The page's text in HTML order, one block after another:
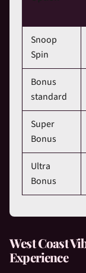
Snoop
Spin
Bonus
standard
Super
Bonus
Ultra
Bonus
West Coast
Experience